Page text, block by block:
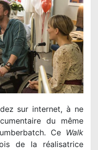
sur internet, à ne
du même
Ce Walk
de la réalisatrice